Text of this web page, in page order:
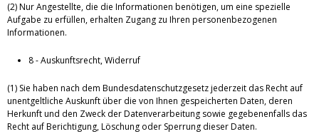
(2) Nur Angestellte, die die Informationen benötigen, um eine spezielle
Aufgabe zu erfüllen, erhalten Zugang zu Ihren personenbezogenen
Informationen.
8 - Auskunftsrecht, Widerruf
(1) Sie haben nach dem Bundesdatenschutzgesetz jederzeit das Recht auf
unentgeltliche Auskunft über die von Ihnen gespeicherten Daten, deren
Herkunft und den Zweck der Datenverarbeitung sowie gegebenenfalls das
Recht auf Berichtigung, Löschung oder Sperrung dieser Daten.